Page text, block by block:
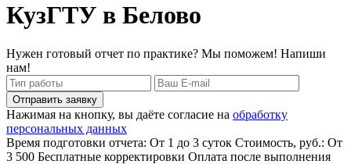
КузГТУ в Белово
Нужен готовый отчет по практике? Мы поможем! Напиши
нам!
Отправить заявку
Нажимая на кнопку, вы даёте согласие на обработку
персональных данных
Время подготовки отчета: От 1 до 3 суток Стоимость, руб.: От
3 500 Бесплатные корректировки Оплата после выполнения